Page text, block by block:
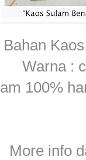
Bahan
Warna :
100%
More info